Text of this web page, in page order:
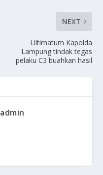
NEXT
Ultimatum Kapolda
Lampung tindak tegas
pelaku C3 buahkan hasil
admin